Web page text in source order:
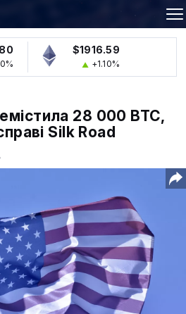
$1916.59
+1.10%
28 000 BTC,
Silk Road